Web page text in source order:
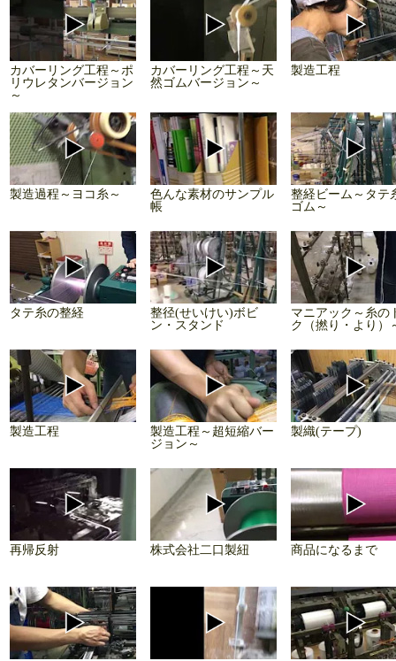
カバーリング工程～ポ
リウレタンバージョン
～
カバーリング工程～天
然ゴムバージョン～
製造工程
製造過程～ヨコ糸～
色んな素材のサンプル
帳
整経ビーム～タテ
ゴム～
タテ糸の整経
整径(せいけい)ボビ
ン・スタンド
マニアック～糸の
ク（撚り・より）
製造工程
製造工程～超短縮バー
ジョン～
製織(テープ)
再帰反射 株式会社二口製紐 商品になるまで